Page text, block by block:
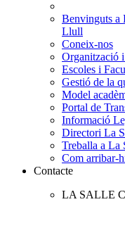
Benvinguts a
Llull
Coneix-nos
Organització
Escoles i
Gestió de la
Model
Portal de
Informació
Directori La
Treballa a La
Com arribar-
Contacte
LA SALLE